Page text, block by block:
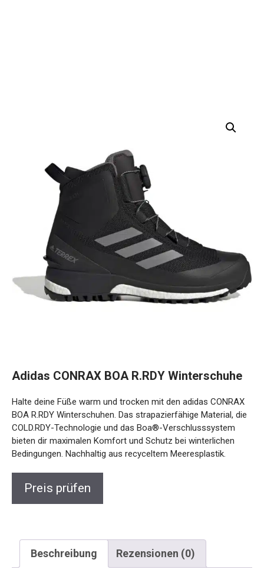
CONRAX BOA R.RDY Winterschuhen. Das strapazierfähige
Material, die COLD.RDY-Technologie und das Boa®-
Verschlusssystem bieten dir maximalen Komfort und
Schutz bei winterlichen Bedingungen. Nachhaltig aus
recyceltem Meeresplastik.
Preis prüfen
Beschreibung Rezensionen (0)